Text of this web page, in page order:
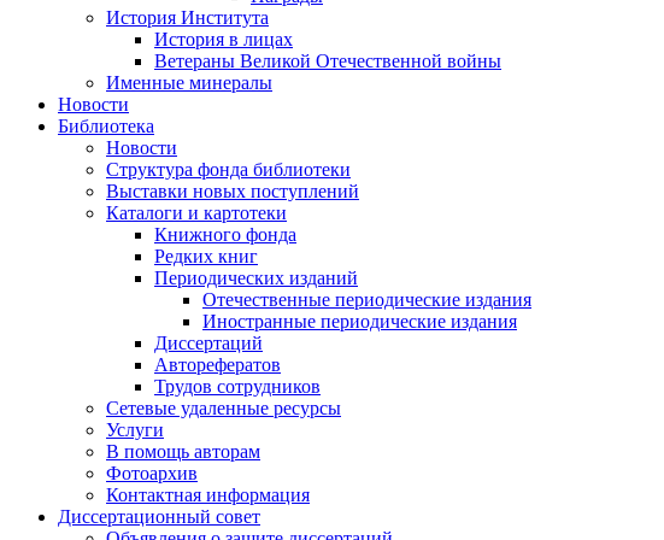
История Института
История в лицах
Ветераны Великой Отечественной войны
Именные минералы
Новости
Библиотека
Новости
Структура фонда библиотеки
Выставки новых поступлений
Каталоги и картотеки
Книжного фонда
Редких книг
Периодических изданий
Отечественные периодические издания
Иностранные периодические издания
Диссертаций
Авторефератов
Трудов сотрудников
Сетевые удаленные ресурсы
Услуги
В помощь авторам
Фотоархив
Контактная информация
Диссертационный совет